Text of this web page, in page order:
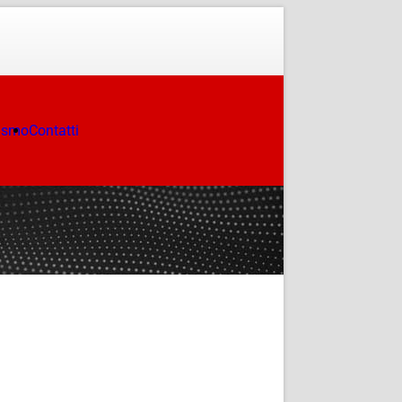
Contatti